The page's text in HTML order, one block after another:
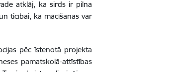
atklāj, ka sirds ir pilna
ticībai, ka mācīšanās var
pēc īstenotā projekta
pamatskolā-attīstības